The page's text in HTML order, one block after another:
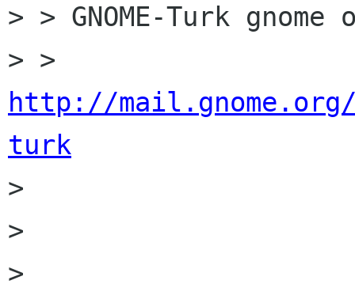
> > GNOME-Turk gnome
http://
turk
>
>
>